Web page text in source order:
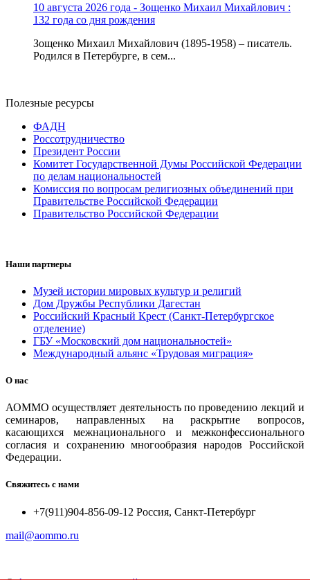
10 августа 2026 года - Зощенко Михаил Михайлович :
132 года со дня рождения
Зощенко Михаил Михайлович (1895-1958) – писатель.
Родился в Петербурге, в сем...
Полезные ресурсы
ФАДН
Россотрудничество
Президент России
Комитет Государственной Думы Российской Федерации
по делам национальностей
Комиссия по вопросам религиозных объединений при
Правительстве Российской Федерации
Правительство Российской Федерации
Наши партнеры
Музей истории мировых культур и религий
Дом Дружбы Республики Дагестан
Российский Красный Крест (Санкт-Петербургское
отделение)
ГБУ «Московский дом национальностей»
Международный альянс «Трудовая миграция»
О нас
АОММО осуществляет деятельность по проведению лекций и
семинаров, направленных на раскрытие вопросов,
касающихся межнационального и межконфессионального
согласия и сохранению многообразия народов Российской
Федерации.
Свяжитесь с нами
+7(911)904-856-09-12 Россия, Санкт-Петербург
mail@aommo.ru